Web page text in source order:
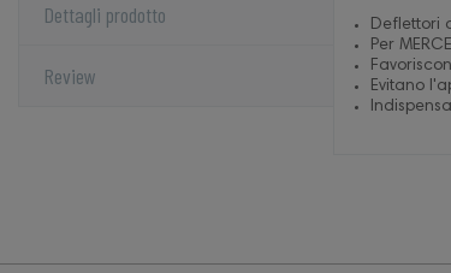
Dettagli prodotto
Review
Deflettori
Per
Evitano